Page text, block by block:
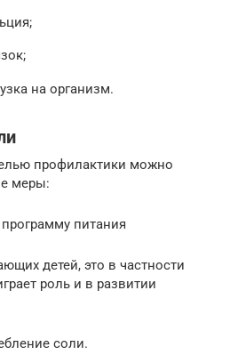
на организм.
профилактики можно
меры:
питания
детей, это в частности
роль и в развитии
соли.